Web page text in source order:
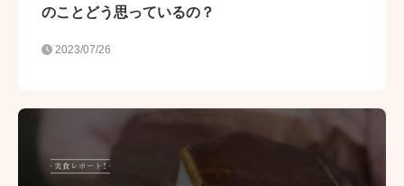
のことどう思っているの？
2023/07/26